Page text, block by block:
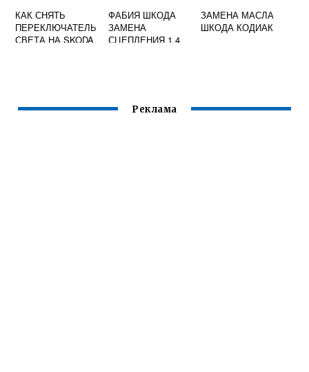
КАК СНЯТЬ
ПЕРЕКЛЮЧАТЕЛЬ
СВЕТА НА SKODA
ФАБИЯ ШКОДА
ЗАМЕНА
СЦЕПЛЕНИЯ 1.4
ЗАМЕНА МАСЛА
ШКОДА КОДИАК
Реклама